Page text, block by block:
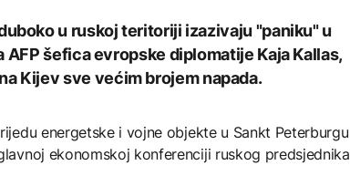
u ruskoj teritoriji izazivaju "paniku" u
AFP šefica evropske diplomatije Kaja Kallas,
Kijev sve većim brojem napada.
energetske i vojne objekte u Sankt Peterburgu
ekonomskoj konferenciji ruskog predsjednika